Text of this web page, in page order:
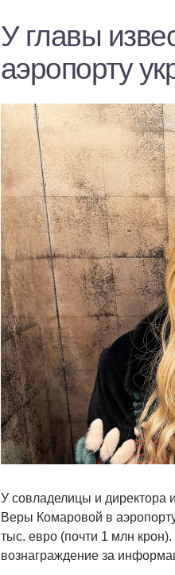
У главы
аэропорту
У совладелицы и директора
Веры Комаровой в
тыс. евро (почти 1 млн
вознаграждение за